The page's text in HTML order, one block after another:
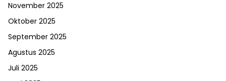
November 2025
Oktober 2025
September 2025
Agustus 2025
Juli 2025